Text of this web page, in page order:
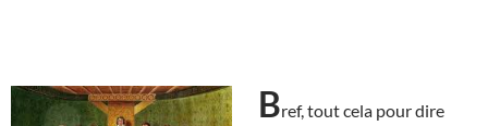
Bref, tout cela pour dire